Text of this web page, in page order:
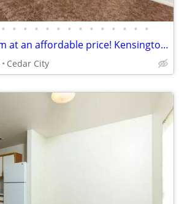
• • • • • • • • • • • • • •
Amazing 3 Bedroom at an affordable price! Kensington Place
Cedar City